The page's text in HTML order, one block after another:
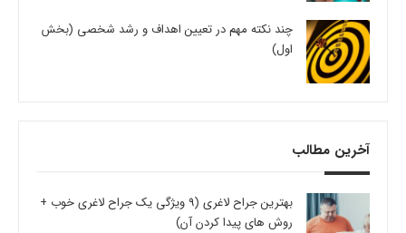
چند نکته مهم در تعیین اهداف و رشد شخصی (بخش
اول)
آخرین مطالب
بهترین جراح لاغری (9 ویژگی یک جراح لاغری خوب +
روش های پیدا کردن آن)